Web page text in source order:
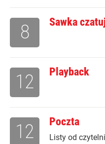
Sawka
8
Playback
12
Poczta
Listy od
12